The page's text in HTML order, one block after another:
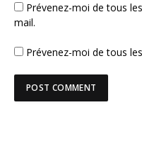
Prévenez-moi de tous
mail.
Prévenez-moi de tous